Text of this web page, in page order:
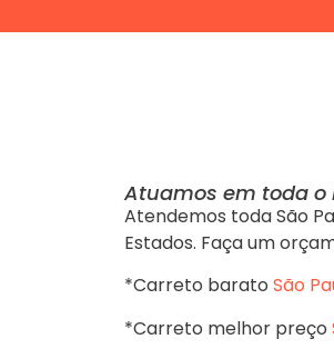
Atuamos em toda o
Atendemos toda São
Estados. Faça um
*Carreto barato São
*Carreto melhor preço